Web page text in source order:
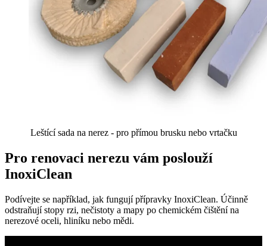
Leštící sada na nerez - pro přímou brusku nebo vrtačku
Pro renovaci nerezu vám poslouží
InoxiClean
Podívejte se například, jak fungují přípravky InoxiClean. Účinně
odstraňují stopy rzi, nečistoty a mapy po chemickém čištění na
nerezové oceli, hliníku nebo mědi.